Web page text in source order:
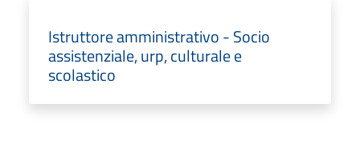
Istruttore amministrativo - Socio
assistenziale, urp, culturale e
scolastico